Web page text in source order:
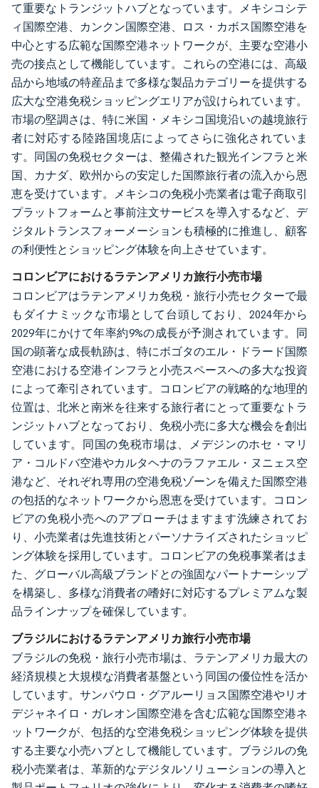
て重要なトランジットハブとなっています。メキシコシテ
ィ国際空港、カンクン国際空港、ロス・カボス国際空港を
中心とする広範な国際空港ネットワークが、主要な空港小
売の接点として機能しています。これらの空港には、高級
品から地域の特産品まで多様な製品カテゴリーを提供する
広大な空港免税ショッピングエリアが設けられています。
市場の堅調さは、特に米国・メキシコ国境沿いの越境旅行
者に対応する陸路国境店によってさらに強化されていま
す。同国の免税セクターは、整備された観光インフラと米
国、カナダ、欧州からの安定した国際旅行者の流入から恩
恵を受けています。メキシコの免税小売業者は電子商取引
プラットフォームと事前注文サービスを導入するなど、デ
ジタルトランスフォーメーションも積極的に推進し、顧客
の利便性とショッピング体験を向上させています。
コロンビアにおけるラテンアメリカ旅行小売市場
コロンビアはラテンアメリカ免税・旅行小売セクターで最
もダイナミックな市場として台頭しており、2024年から
2029年にかけて年率約9%の成長が予測されています。同
国の顕著な成長軌跡は、特にボゴタのエル・ドラード国際
空港における空港インフラと小売スペースへの多大な投資
によって牽引されています。コロンビアの戦略的な地理的
位置は、北米と南米を往来する旅行者にとって重要なトラ
ンジットハブとなっており、免税小売に多大な機会を創出
しています。同国の免税市場は、メデジンのホセ・マリ
ア・コルドバ空港やカルタヘナのラファエル・ヌニェス空
港など、それぞれ専用の空港免税ゾーンを備えた国際空港
の包括的なネットワークから恩恵を受けています。コロン
ビアの免税小売へのアプローチはますます洗練されてお
り、小売業者は先進技術とパーソナライズされたショッピ
ング体験を採用しています。コロンビアの免税事業者はま
た、グローバル高級ブランドとの強固なパートナーシップ
を構築し、多様な消費者の嗜好に対応するプレミアムな製
品ラインナップを確保しています。
ブラジルにおけるラテンアメリカ旅行小売市場
ブラジルの免税・旅行小売市場は、ラテンアメリカ最大の
経済規模と大規模な消費者基盤という同国の優位性を活か
しています。サンパウロ・グアルーリョス国際空港やリオ
デジャネイロ・ガレオン国際空港を含む広範な国際空港ネ
ットワークが、包括的な空港免税ショッピング体験を提供
する主要な小売ハブとして機能しています。ブラジルの免
税小売業者は、革新的なデジタルソリューションの導入と